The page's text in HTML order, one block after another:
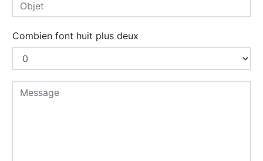
Combien font huit plus deux